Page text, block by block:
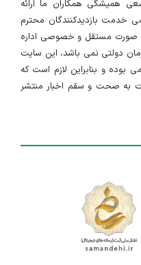
همیشگی همکاران ما ارائه
خدمت بازدیدکنندگان محترم
صورت مستقل و خصوصی اداره
دولتی نمی باشد، این سایت
بوده و بنابراین لازم است که
به صحت و سقم اخبار منتشر